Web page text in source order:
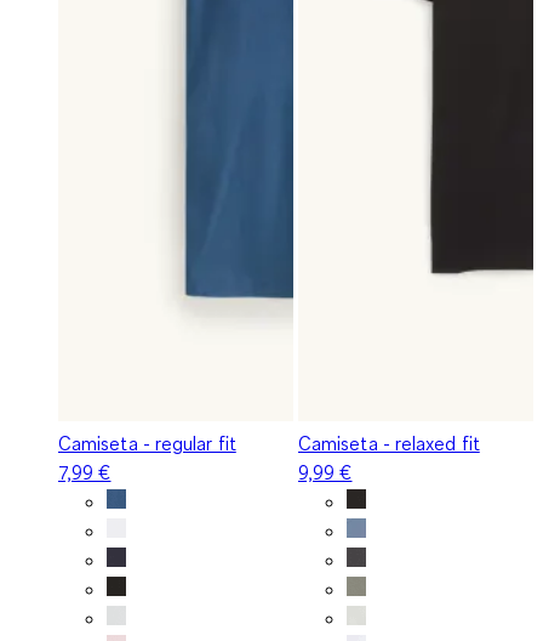
Camiseta - regular fit
7,99 €
Camiseta - relaxed fit
9,99 €